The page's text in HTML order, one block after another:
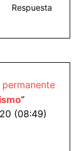
Respuesta
permanente
”
(08:49)